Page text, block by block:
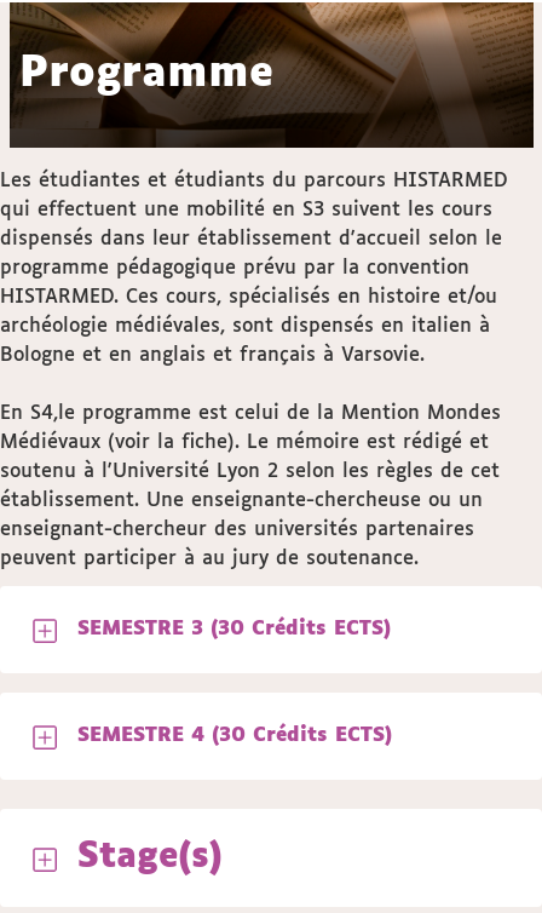
Programme
Les étudiantes et étudiants du parcours HISTARMED
qui effectuent une mobilité en S3 suivent les cours
dispensés dans leur établissement d'accueil selon le
programme pédagogique prévu par la convention
HISTARMED. Ces cours, spécialisés en histoire et/ou
archéologie médiévales, sont dispensés en italien à
Bologne et en anglais et français à Varsovie.
En S4,le programme est celui de la Mention Mondes
Médiévaux (voir la fiche). Le mémoire est rédigé et
soutenu à l'Université Lyon 2 selon les règles de cet
établissement. Une enseignante-chercheuse ou un
enseignant-chercheur des universités partenaires
peuvent participer à au jury de soutenance.
SEMESTRE 3 (30 Crédits ECTS)
SEMESTRE 4 (30 Crédits ECTS)
Stage(s)